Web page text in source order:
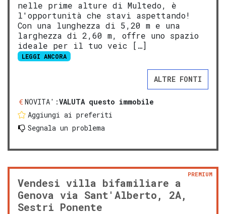
nelle prime alture di Multedo, è
l'opportunità che stavi aspettando!
Con una lunghezza di 5,20 m e una
larghezza di 2,60 m, offre uno spazio
ideale per il tuo veic […]
LEGGI ANCORA
ALTRE FONTI
NOVITA':VALUTA questo immobile
Aggiungi ai preferiti
Segnala un problema
Vendesi villa bifamiliare a
Genova via Sant'Alberto, 2A,
Sestri Ponente
PREMIUM